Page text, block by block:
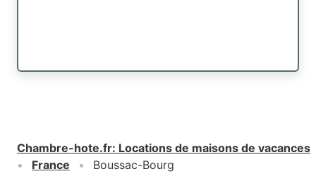
Chambre-hote.fr: Locations de maisons de vacances
France
Boussac-Bourg